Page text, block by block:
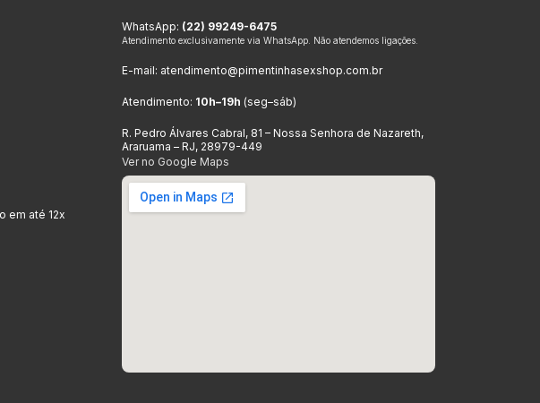
em até 12x
WhatsApp: (22) 99249-6475
Atendimento exclusivamente via WhatsApp. Não atendemos ligações.
E-mail: atendimento@pimentinhasexshop.com.br
Atendimento: 10h–19h (seg–sáb)
R. Pedro Álvares Cabral, 81 – Nossa Senhora de Nazareth,
Araruama – RJ, 28979-449
Ver no Google Maps